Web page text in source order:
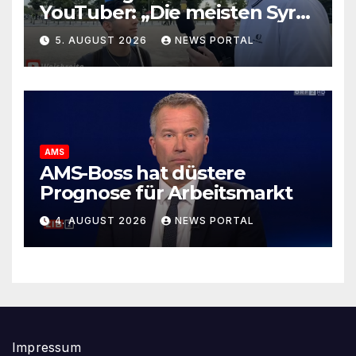
YouTuber: „Die meisten Syrer
kommen wegen der
Sozialleistungen“
5. AUGUST 2026 NEWS PORTAL
AMS
AMS-Boss hat düstere
Prognose für Arbeitsmarkt
4. AUGUST 2026 NEWS PORTAL
Impressum